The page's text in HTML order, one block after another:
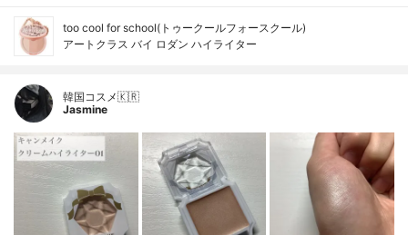
too cool for school(トゥークールフォースクール)
アートクラス バイ ロダン ハイライター
韓国コスメ🇰🇷
Jasmine